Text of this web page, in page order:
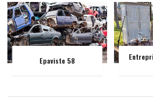
Epaviste 58